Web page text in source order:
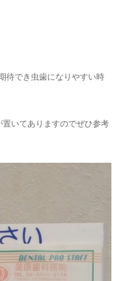
待でき虫歯になりやすい時
いてありますのでぜひ参考